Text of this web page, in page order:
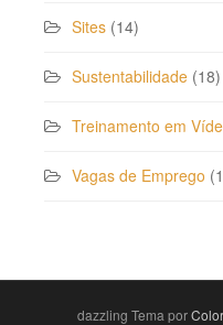
Sites (14)
Sustentabilidade (18)
Treinamento em
Vagas de Emprego
dazzling Tema por